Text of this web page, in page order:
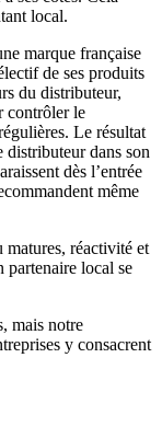
local.
marque française
de ses produits
du distributeur,
contrôler le
Le résultat
distributeur dans son
dès l’entrée
même
matures, réactivité et
partenaire local se
mais notre
y consacrent